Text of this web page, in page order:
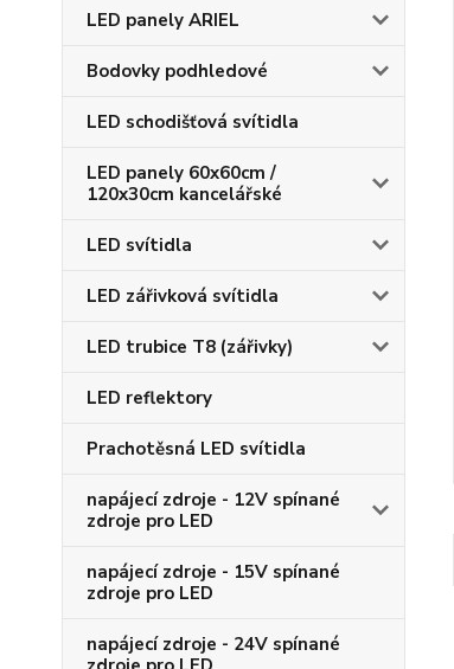
LED panely ARIEL
Bodovky podhledové
LED schodišťová svítidla
LED panely 60x60cm /
120x30cm kancelářské
LED svítidla
LED zářivková svítidla
LED trubice T8 (zářivky)
LED reflektory
Prachotěsná LED svítidla
napájecí zdroje - 12V spínané
zdroje pro LED
napájecí zdroje - 15V spínané
zdroje pro LED
napájecí zdroje - 24V spínané